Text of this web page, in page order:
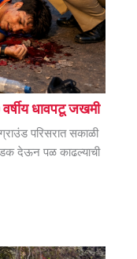
धावपटू जखमी
परिसरात सकाळी
देऊन पळ काढल्याची